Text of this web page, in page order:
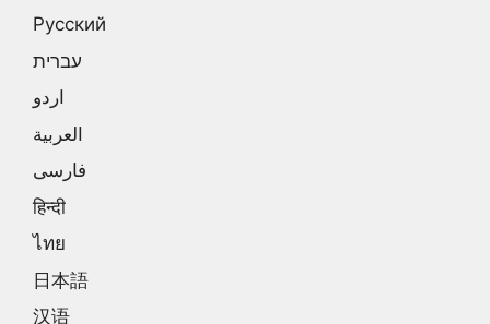
Русский
עברית
اردو
العربية
فارسی
हिन्दी
ไทย
日本語
汉语